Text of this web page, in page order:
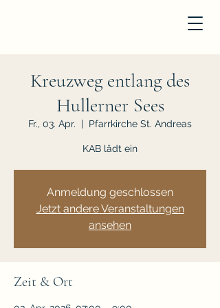
Kreuzweg entlang des
Hullerner Sees
Fr., 03. Apr.
  |
Pfarrkirche St. Andreas
KAB lädt ein
Anmeldung geschlossen
Jetzt andere Veranstaltungen
ansehen
Zeit & Ort